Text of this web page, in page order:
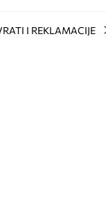
I REKLAMACIJE